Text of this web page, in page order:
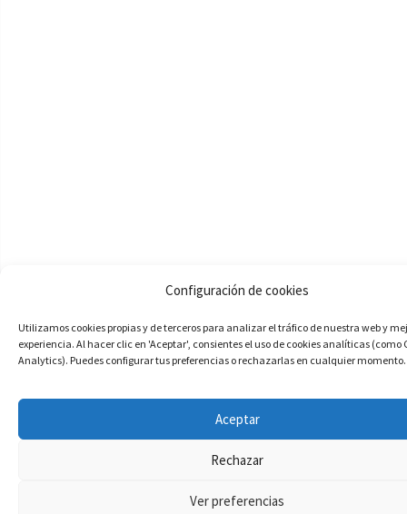
Configuración de cookies
Utilizamos cookies propias y de terceros para analizar el tráfico de nuestra web y
experiencia. Al hacer clic en 'Aceptar', consientes el uso de cookies analíticas (como
Analytics). Puedes configurar tus preferencias o rechazarlas en cualquier momento.
Aceptar
Rechazar
Ver preferencias